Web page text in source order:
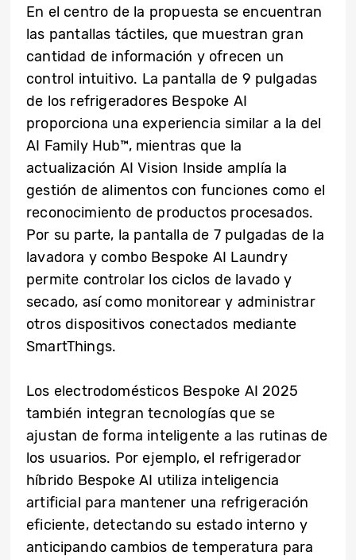
En el centro de la propuesta se encuentran
las pantallas táctiles, que muestran gran
cantidad de información y ofrecen un
control intuitivo. La pantalla de 9 pulgadas
de los refrigeradores Bespoke AI
proporciona una experiencia similar a la del
AI Family Hub™, mientras que la
actualización AI Vision Inside amplía la
gestión de alimentos con funciones como el
reconocimiento de productos procesados.
Por su parte, la pantalla de 7 pulgadas de la
lavadora y combo Bespoke AI Laundry
permite controlar los ciclos de lavado y
secado, así como monitorear y administrar
otros dispositivos conectados mediante
SmartThings.
Los electrodomésticos Bespoke AI 2025
también integran tecnologías que se
ajustan de forma inteligente a las rutinas de
los usuarios. Por ejemplo, el refrigerador
híbrido Bespoke AI utiliza inteligencia
artificial para mantener una refrigeración
eficiente, detectando su estado interno y
anticipando cambios de temperatura para